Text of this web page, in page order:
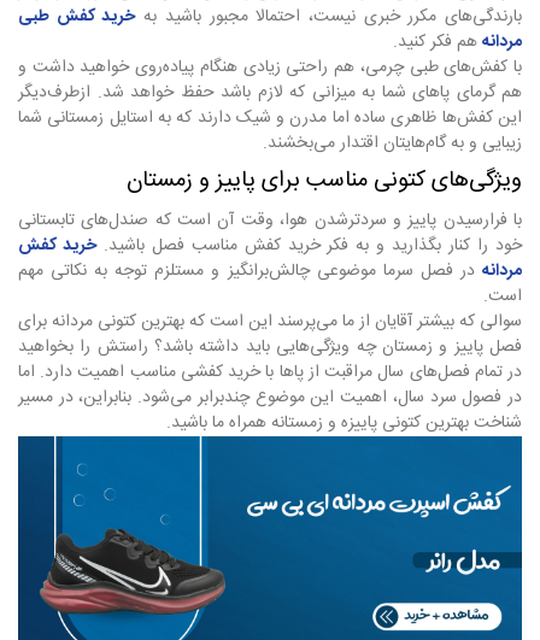
بارندگی‌های مکرر خبری نیست، احتمالا مجبور باشید بهخرید کفش طبی
مردانههم فکر کنید.
با کفش‌های طبی چرمی، هم راحتی زیادی هنگام پیاده‌روی خواهید داشت و
هم گرمای پاهای شما به میزانی که لازم باشد حفظ خواهد شد. ازطرف‌دیگر
این کفش‌ها ظاهری ساده اما مدرن و شیک دارند که به استایل زمستانی شما
زیبایی و به گام‌هایتان اقتدار می‌بخشند.
ویژگی‌های کتونی مناسب برای پاییز و زمستان
با فرارسیدن پاییز و سردترشدن هوا، وقت آن است که صندل‌های تابستانی
خود را کنار بگذارید و به فکر خرید کفش مناسب فصل باشید.خرید کفش
مردانه در فصل سرما موضوعی چالش‌برانگیز و مستلزم توجه به نکاتی مهم
است.
سوالی که بیشتر آقایان از ما می‌پرسند این است که بهترین کتونی مردانه برای
فصل پاییز و زمستان چه ویژگی‌هایی باید داشته باشد؟ راستش را بخواهید
در تمام فصل‌های سال مراقبت از پاها با خرید کفشی مناسب اهمیت دارد. اما
در فصول سرد سال، اهمیت این موضوع چندبرابر می‌شود. بنابراین، در مسیر
شناخت بهترین کتونی پاییزه و زمستانه همراه ما باشید.